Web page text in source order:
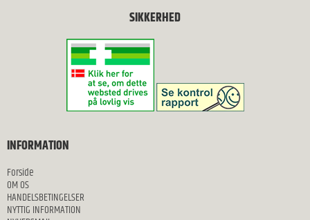
SIKKERHED
INFORMATION
Forside
OM OS
HANDELSBETINGELSER
NYTTIG INFORMATION